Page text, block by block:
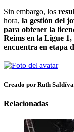
Sin embargo, los
hora, la gestión del
para obtener la
Reims en la Ligue 1,
encuentra en etapa
Creado por Ruth
Relacionadas